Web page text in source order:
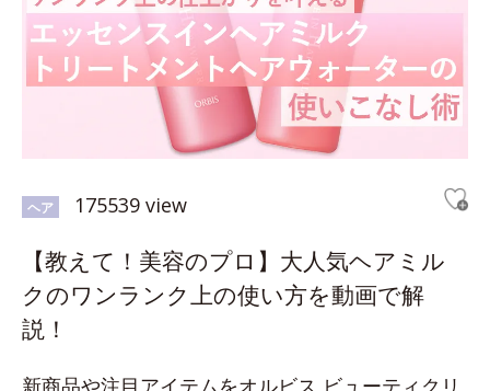
ヘア 175539 view
【教えて！美容のプロ】大人気ヘアミル
クのワンランク上の使い方を動画で解
説！
新商品や注目アイテムをオルビス ビューティクリ